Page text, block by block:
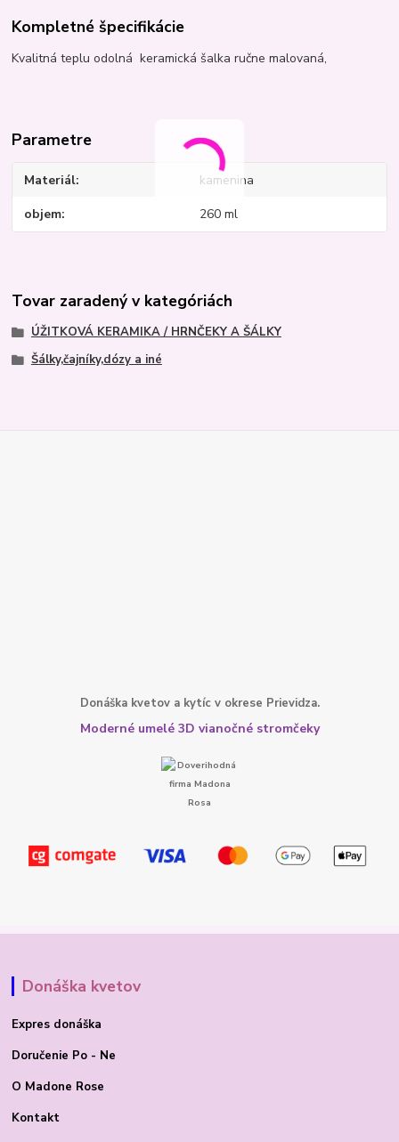
Kompletné špecifikácie
Kvalitná teplu odolná keramická šalka ručne malovaná,
Parametre
Materiál kamenina
objem 260 ml
Tovar zaradený v kategóriách
ÚŽITKOVÁ KERAMIKA / HRNČEKY A ŠÁLKY
Šálky,čajníky,dózy a iné
Donáška kvetov a kytíc v okrese Prievidza.
Moderné umelé 3D vianočné stromčeky
Donáška kvetov
Expres donáška
Doručenie Po - Ne
O Madone Rose
Kontakt